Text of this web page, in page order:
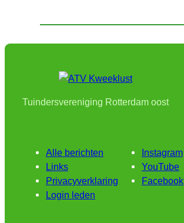
Tuindersvereniging Rotterdam oost
Alle berichten
Links
Privacyverklaring
Login leden
Instagram
YouTube
Facebook